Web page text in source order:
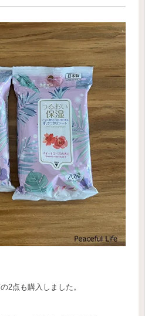
2点も購入しました。